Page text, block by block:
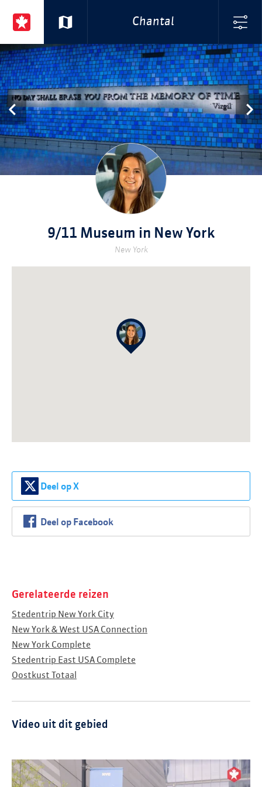
Chantal
9/11 Museum in New York
New York
Deel op X
Deel op Facebook
Gerelateerde reizen
Stedentrip New York City
New York & West USA Connection
New York Complete
Stedentrip East USA Complete
Oostkust Totaal
Video uit dit gebied